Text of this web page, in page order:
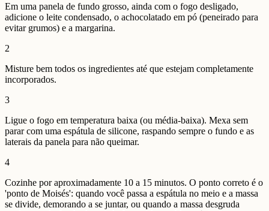
Em uma panela de fundo grosso, ainda com o fogo desligado,
adicione o leite condensado, o achocolatado em pó (peneirado para
evitar grumos) e a margarina.
2
Misture bem todos os ingredientes até que estejam completamente
incorporados.
3
Ligue o fogo em temperatura baixa (ou média-baixa). Mexa sem
parar com uma espátula de silicone, raspando sempre o fundo e as
laterais da panela para não queimar.
4
Cozinhe por aproximadamente 10 a 15 minutos. O ponto correto é o
'ponto de Moisés': quando você passa a espátula no meio e a massa
se divide, demorando a se juntar, ou quando a massa desgruda